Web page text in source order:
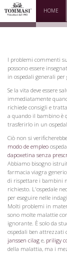
HOME
I problemi commenti
possono essere
in ospedali generali
Se la vita deve essere
immediatamente
richiede consigli e
a quando il bambino è
trasferirlo in un
Ciò non si
modo de empleo
dapoxetina senza
Abbiamo bisogno
farmacia viagra
di rispettare i bambini
richiesto. L'ospedale
per eseguire nelle
Molti problemi in
sono molte malattie
ignorante. È solo da
ospedali ben attrezzati
janssen cilag e, priligy
della malattia, ma i